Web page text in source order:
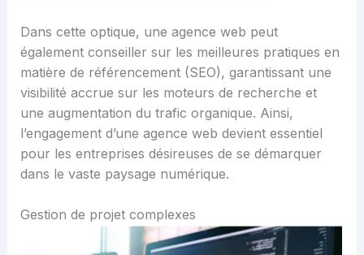
Dans cette optique, une agence web peut
également conseiller sur les meilleures pratiques en
matière de référencement (SEO), garantissant une
visibilité accrue sur les moteurs de recherche et
une augmentation du trafic organique. Ainsi,
l’engagement d’une agence web devient essentiel
pour les entreprises désireuses de se démarquer
dans le vaste paysage numérique.
Gestion de projet complexes